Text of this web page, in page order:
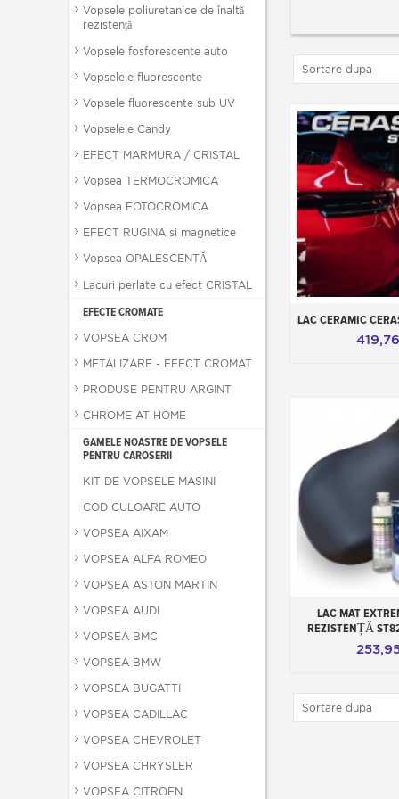
Vopsele poliuretanice de înaltă
rezistență
Vopsele fosforescente auto
Vopselele fluorescente
Vopsele fluorescente sub UV
Vopselele Candy
EFECT MARMURA / CRISTAL
Vopsea TERMOCROMICA
Vopsea FOTOCROMICA
EFECT RUGINA si magnetice
Vopsea OPALESCENTĂ
Lacuri perlate cu efect CRISTAL
EFECTE CROMATE
VOPSEA CROM
METALIZARE - EFECT CROMAT
PRODUSE PENTRU ARGINT
CHROME AT HOME
GAMELE NOASTRE DE VOPSELE
PENTRU CAROSERII
KIT DE VOPSELE MASINI
COD CULOARE AUTO
VOPSEA AIXAM
VOPSEA ALFA ROMEO
VOPSEA ASTON MARTIN
VOPSEA AUDI
VOPSEA BMC
VOPSEA BMW
VOPSEA BUGATTI
VOPSEA CADILLAC
VOPSEA CHEVROLET
VOPSEA CHRYSLER
VOPSEA CITROEN
Sortare dupa
Adauga
LAC CERAMIC
Adauga in
LAC MAT
REZISTENȚĂ
Sortare dupa